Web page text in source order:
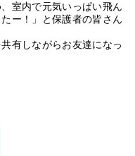
室内で元気いっぱい飛ん
ー！」と保護者の皆さん
有しながらお友達になっ